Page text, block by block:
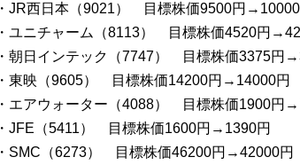
・JR西日本（9021） 目標株価9500円→10000
・ユニチャーム（8113） 目標株価4520円
・朝日インテック（7747） 目標株価3375円
・東映（9605） 目標株価14200円→14000円
・エアウォーター（4088） 目標株価1900円
・JFE（5411） 目標株価1600円→1390円
・SMC（6273） 目標株価46200円→42000円